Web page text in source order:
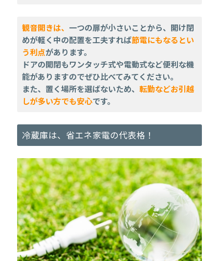
観音開きは、 一つの扉が小さいことから、開け閉
めが軽く中の配置を工夫すれば節電にもなるとい
う利点があります。
ドアの開閉もワンタッチ式や電動式など便利な機
能がありますのでぜひ比べてみてください。
また、置く場所を選ばないため、 転勤などお引越
しが多い方でも安心です。
冷蔵庫は、省エネ家電の代表格！